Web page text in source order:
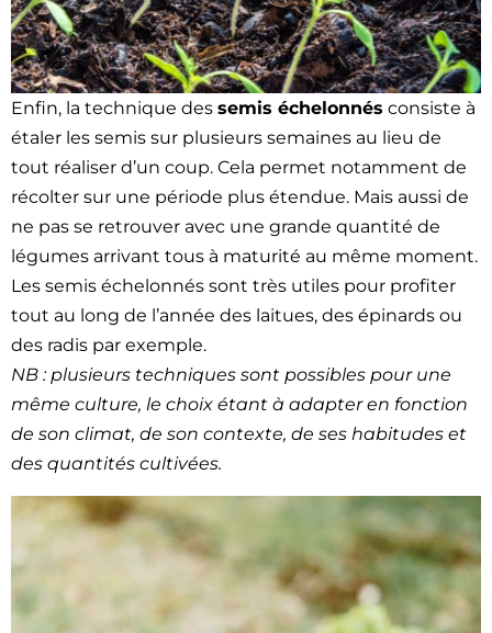
Enfin, la tech­nique des semis éch­e­lon­nés con­siste à
étaler les semis sur plusieurs semaines au lieu de
tout réalis­er d’un coup. Cela per­met notam­ment de
récolter sur une péri­ode plus éten­due. Mais aus­si de
ne pas se retrou­ver avec une grande quan­tité de
légumes arrivant tous à matu­rité au même moment.
Les semis éch­e­lon­nés sont très utiles pour prof­iter
tout au long de l’année des laitues, des épinards ou
des radis par exem­ple.
NB : plusieurs tech­niques sont pos­si­bles pour une
même cul­ture, le choix étant à adapter en fonc­tion
de son cli­mat, de son con­texte, de ses habi­tudes et
des quan­tités cul­tivées.